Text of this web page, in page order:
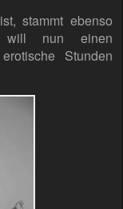
stammt ebenso
will nun einen
Stunden